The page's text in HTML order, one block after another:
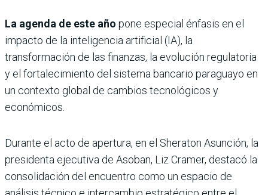
La agenda de este año pone especial énfasis en el
impacto de la inteligencia artificial (IA), la
transformación de las finanzas, la evolución regulatoria
y el fortalecimiento del sistema bancario paraguayo en
un contexto global de cambios tecnológicos y
económicos.
Durante el acto de apertura, en el Sheraton Asunción, la
presidenta ejecutiva de Asoban, Liz Cramer, destacó la
consolidación del encuentro como un espacio de